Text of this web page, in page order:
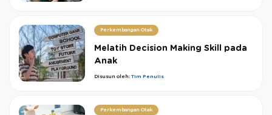
Perkembangan Otak
Melatih Decision Making Skill pada
Anak
Disusun oleh: Tim Penulis
Perkembangan Otak